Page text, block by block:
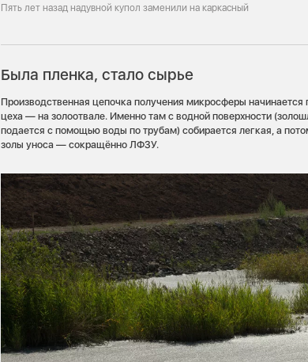
Пять лет назад надувной купол заменили на каркасный
Была пленка, стало сырье
Производственная цепочка получения микросферы начинается
цеха — на золоотвале. Именно там с водной поверхности
подается с помощью воды по трубам) собирается легкая, а
золы уноса — сокращённо ЛФЗУ.